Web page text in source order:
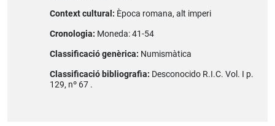
Context cultural: Època romana, alt imperi
Cronologia: Moneda: 41-54
Classificació genèrica: Numismàtica
Classificació bibliografia: Desconocido R.I.C. Vol. I p.
129, nº 67 .